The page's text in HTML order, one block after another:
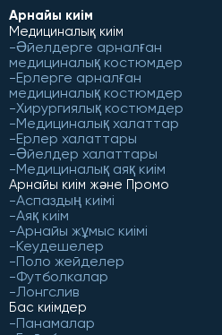
Арнайы киім
Медициналық киім
Әйелдерге арналған
медициналық костюмдер
Ерлерге арналған
медициналық костюмдер
Хирургиялық костюмдер
Медициналық халаттар
Ерлер халаттары
Әйелдер халаттары
Медициналық аяқ киім
Арнайы киім және Промо
Аспаздың киімі
Аяқ киім
Арнайы жұмыс киімі
Кеудешелер
Поло жейделер
Футболкалар
Лонгслив
Бас киімдер
Панамалар